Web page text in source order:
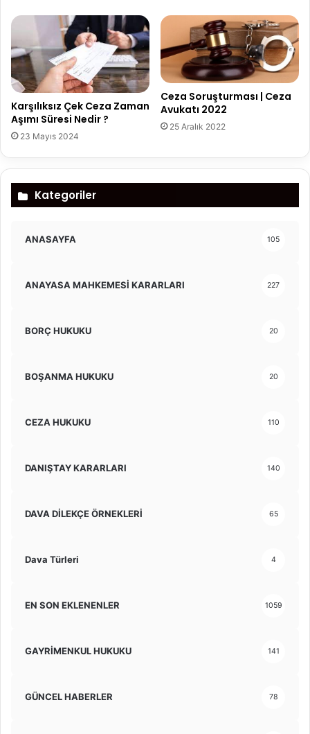
Karşılıksız Çek Ceza Zaman
Aşımı Süresi Nedir ?
23 Mayıs 2024
Ceza Soruşturması | Ceza
Avukatı 2022
25 Aralık 2022
Kategoriler
ANASAYFA 105
ANAYASA MAHKEMESİ KARARLARI 227
BORÇ HUKUKU 20
BOŞANMA HUKUKU 20
CEZA HUKUKU 110
DANIŞTAY KARARLARI 140
DAVA DİLEKÇE ÖRNEKLERİ 65
Dava Türleri 4
EN SON EKLENENLER 1059
GAYRİMENKUL HUKUKU 141
GÜNCEL HABERLER 78